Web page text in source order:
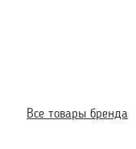
Все товары бренда